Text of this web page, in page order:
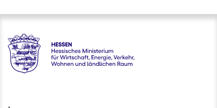
Hessen - Hessisches Ministerium für Wirtschaft, Energie,